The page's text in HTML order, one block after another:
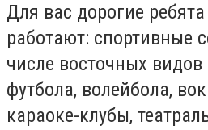
Для вас дорогие
работают: спортивные
числе восточных видов
футбола, волейбола,
караоке-клубы,